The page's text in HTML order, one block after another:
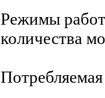
Режимы
количества